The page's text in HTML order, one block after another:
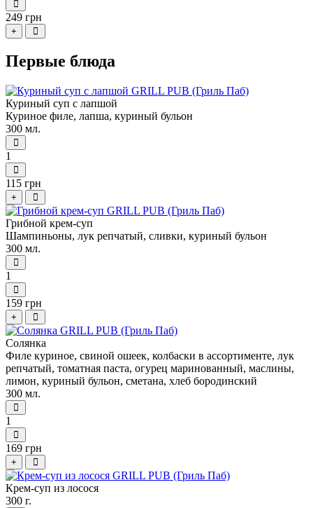
249 грн
+
Первые блюда
Куриный суп с лапшой
Куриное филе, лапша, куриный бульон
300 мл.
1
115 грн
+
Грибной крем-суп
Шампиньоны, лук репчатый, сливки, куриный бульон
300 мл.
1
159 грн
+
Солянка
Филе куриное, свиной ошеек, колбаски в ассортименте, лук
репчатый, томатная паста, огурец маринованный, маслины,
лимон, куриный бульон, сметана, хлеб бородинский
300 мл.
1
169 грн
+
Крем-суп из лосося
300 г.